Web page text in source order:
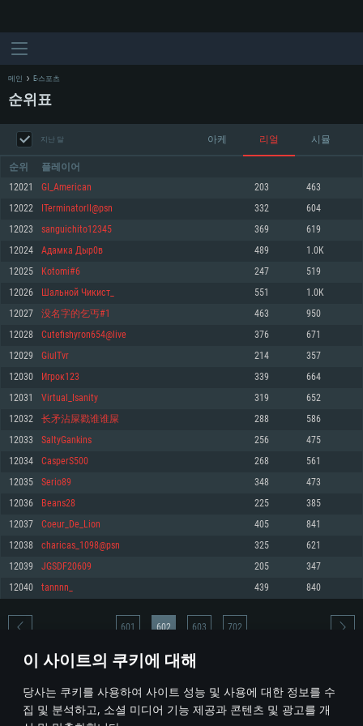
이 사이트의 쿠키에 대해
당사는 쿠키를 사용하여 사이트 성능 및 사용에 대한 정보를 수
집 및 분석하고, 소셜 미디어 기능 제공과 콘텐츠 및 광고를 개
최소사양
운영체제: Windows 10 (64 bit)
프로세서: 2.2 GHz 듀얼코어 이상
메모리: 4GB
그래픽 카드: DirectX 11 이상을 지원하는 AMD Radeon 77XX / NVIDIA
GeForce GT 660. 최소 사양 해상도: 720p
네트워크: 브로드밴드 인터넷
여유 저장 공간: 22.1 GB (최소 클라이언트)
권장 사양
570 혹은 그 이상
여유 저장 공간: 62.2 GB (전체 클라이언트)
최소사양
운영체제: Mac OS Big Sur 11.0
프로세서: 최소 2.2 GHz의 Core i5 (Intel Xeon 은 지원하지 않습니다)
메모리: 6 GB
그래픽 카드: Metal 을 지원하는 Intel Iris Pro 5200 (Mac), 혹은 이와 비슷한 성
능을 가지는 Mac 버전의 AMD/Nvidia. 최소 해상도: 720p
네트워크: 브로드밴드 인터넷
여유 저장 공간: 22.1 GB (최소 클라이언트)
권장 사양
네트워크: 브로드밴드 인터넷
여유 저장 공간: 62.2 GB (전체 클라이언트)
최소사양
운영체제: 64bit Linux 중 최신 버전
프로세서: 2.4 GHz 듀얼코어
메모리: 4 GB
그래픽 카드: Vulkan 을 지원하고, 최신 그래픽 드라이버를 지원하는 NVIDIA
660 (6개월 미만) 혹은 그와 동급의 성능을 가지며 최신 그래픽 드라이버를 지
원하는 AMD (6개월 미만; 최소사양 지원 해상도 720p)
네트워크: 브로드밴드 인터넷
여유 저장 공간: 22.1 GB (최소 클라이언트)
권장 사양
운영체제: Ubuntu 20.04 64bit
프로세서: Intel Core i7
메모리: 16 GB
그래픽 카드: Vulkan 을 지원하고, 최신 그래픽 드라이버를 지원하는 NVIDIA
1060 (6개월 미만) 혹은 그와 동급의 성능을 가지며 최신 그래픽 드라이버를
지원하는 AMD RX 570 (6개월 미만; 최소사양 지원 해상도 720p) 이상
여유 저장 공간: 62.2 GB (전체 클라이언트)
메인 E-스포츠
순위표
지난 달 아케 리얼 시뮬
순위 플레이어
12021 GI_American 203 463
12022 ITerminatorlI@psn 332 604
12023 sanguichito12345 369 619
12024 Адамка Дыр0в 489 1.0K
12025 Kotomi#6 247 519
12026 Шальной Чикист_ 551 1.0K
12027 没名字的乞丐#1 463 950
12028 Cutefishyron654@live 376 671
12029 GiulTvr 214 357
12030 Игрок123 339 664
12031 Virtual_Isanity 319 652
12032 长矛沾屎戳谁谁屎 288 586
12033 SaltyGankins 256 475
12034 CasperS500 268 561
12035 Serio89 348 473
12036 Beans28 225 385
12037 Coeur_De_Lion 405 841
12038 charicas_1098@psn 325 621
12039 JGSDF20609 205 347
12040 tannnn_ 439 840
* 순위표는 매일 1회 갱신됩니다
601 602 603 702